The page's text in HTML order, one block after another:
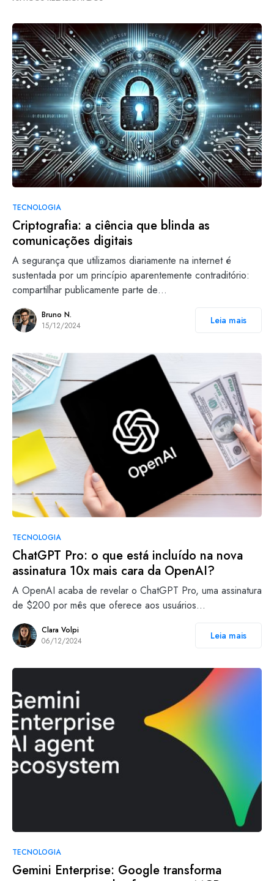
TECNOLOGIA
Criptografia: a ciência que blinda as
comunicações digitais
A segurança que utilizamos diariamente na internet é
sustentada por um princípio aparentemente contraditório:
compartilhar publicamente parte de…
Bruno N.
15/12/2024
Leia mais
TECNOLOGIA
ChatGPT Pro: o que está incluído na nova
assinatura 10x mais cara da OpenAI?
A OpenAI acaba de revelar o ChatGPT Pro, uma assinatura
de $200 por mês que oferece aos usuários…
Clara Volpi
06/12/2024
Leia mais
TECNOLOGIA
Gemini Enterprise: Google transforma